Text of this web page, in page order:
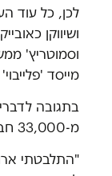
לכן, כל עוד
ושיווקן
וסמוטריץ'
מייסד
בתגובה
מ-33,000 חברות וחברים ועוסקת בדיונים פמינסטיים שונים:
"התלבטתי